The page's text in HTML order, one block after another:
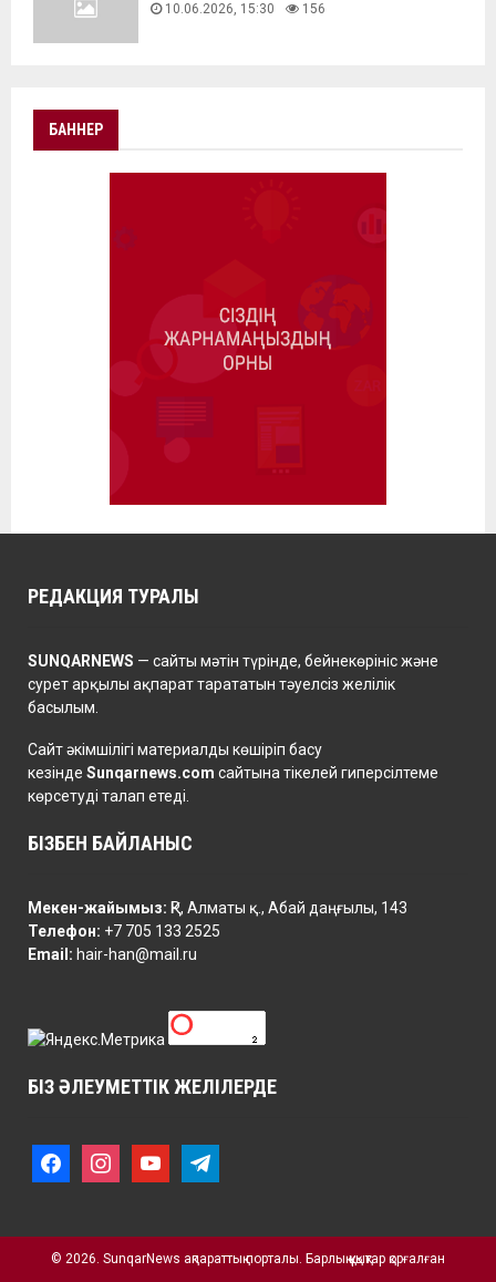
10.06.2026, 15:30 156
БАННЕР
РЕДАКЦИЯ ТУРАЛЫ
SUNQARNEWS — сайты мәтін түрінде, бейнекөрініс және
сурет арқылы ақпарат тарататын тәуелсіз желілік
басылым.
Сайт әкімшілігі материалды көшіріп басу
кезінде Sunqarnews.com сайтына тікелей гиперсілтеме
көрсетуді талап етеді.
БІЗБЕН БАЙЛАНЫС
Мекен-жайымыз: ҚР, Алматы қ., Абай даңғылы, 143
Телефон: +7 705 133 2525
Email: hair-han@mail.ru
БІЗ ӘЛЕУМЕТТІК ЖЕЛІЛЕРДЕ
b
a
g
u
b
g
r
© 2026. SunqarNews ақпараттық порталы. Барлық құқықтар қорғалған